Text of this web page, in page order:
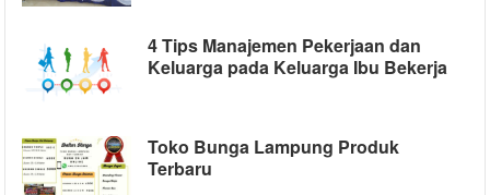
4 Tips Manajemen Pekerjaan dan
Keluarga pada Keluarga Ibu Bekerja
Toko Bunga Lampung Produk
Terbaru